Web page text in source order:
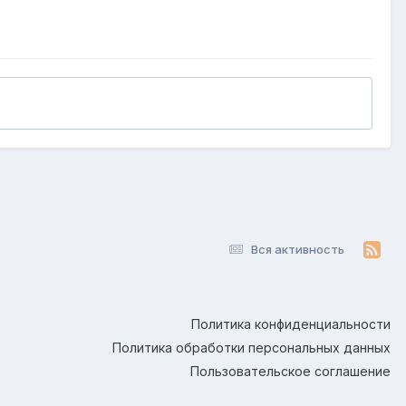
Вся активность
Политика конфиденциальности
Политика обработки персональных данных
Пользовательское соглашение